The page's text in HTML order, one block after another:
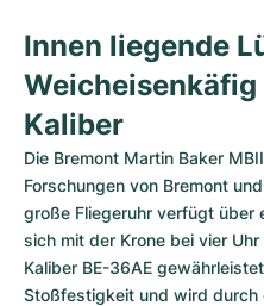
Innen liegende
Kaliber
Die Bremont Martin Baker
Forschungen von Bremont
große Fliegeruhr verfügt über
sich mit der Krone bei vier
Kaliber BE-36AE
Stoßfestigkeit und wird durch